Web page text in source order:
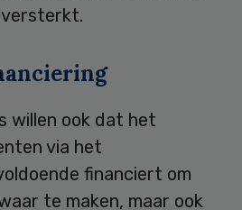
willen ook dat het
via het
financiert om
te maken, maar ook